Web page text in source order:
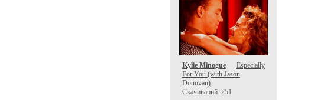
Kylie Minogue— Especially
For You (with Jason
Donovan)
Скачиваний: 251